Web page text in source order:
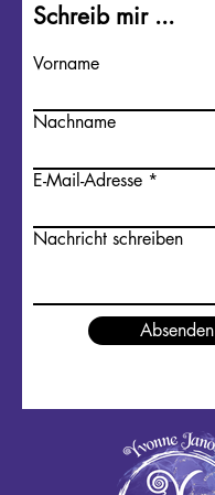
Schreib mir ...
Vorname
Nachname
E-Mail-Adresse
Nachricht schreiben
Absenden